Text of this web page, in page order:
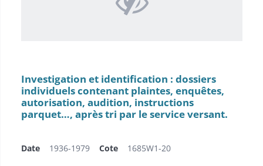
Investigation et identification : dossiers
individuels contenant plaintes, enquêtes,
autorisation, audition, instructions
parquet…, après tri par le service versant.
Date 1936-1979 Cote 1685W1-20